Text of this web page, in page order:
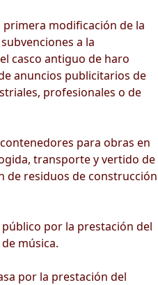
modificación de la
a la
casco antiguo de haro
anuncios publicitarios de
profesionales o de
para obras en
transporte y vertido de
de residuos de construcción
por la prestación del
música.
por la prestación del